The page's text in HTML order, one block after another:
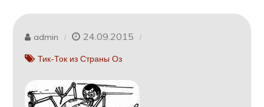
admin 24.09.2015
Тик-Ток из Страны Оз